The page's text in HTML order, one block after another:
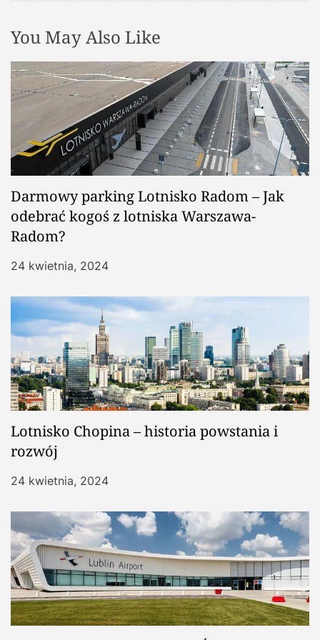
You May Also Like
Darmowy parking Lotnisko Radom – Jak
odebrać kogoś z lotniska Warszawa-
Radom?
24 kwietnia, 2024
Lotnisko Chopina – historia powstania i
rozwój
24 kwietnia, 2024